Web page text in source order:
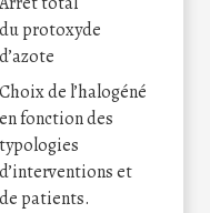
du protoxyde
d’azote
Choix de l’halogéné
en fonction des
typologies
d’interventions et
de patients.